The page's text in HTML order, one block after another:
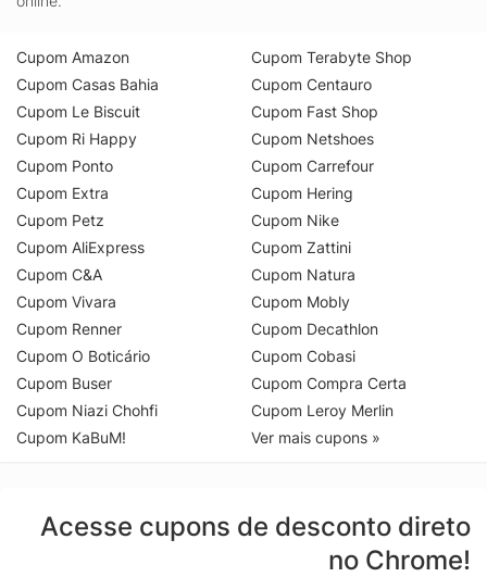
Cupom Amazon
Cupom Casas Bahia
Cupom Le Biscuit
Cupom Ri Happy
Cupom Ponto
Cupom Extra
Cupom Petz
Cupom AliExpress
Cupom C&A
Cupom Vivara
Cupom Renner
Cupom O Boticário
Cupom Buser
Cupom Niazi Chohfi
Cupom KaBuM!
Cupom Terabyte Shop
Cupom Centauro
Cupom Fast Shop
Cupom Netshoes
Cupom Carrefour
Cupom Hering
Cupom Nike
Cupom Zattini
Cupom Natura
Cupom Mobly
Cupom Decathlon
Cupom Cobasi
Cupom Compra Certa
Cupom Leroy Merlin
Ver mais cupons »
Acesse cupons de desconto direto
no Chrome!